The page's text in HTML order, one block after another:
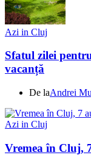
Azi in Cluj
Sfatul zilei
vacanță
De laAndrei
Azi in Cluj
Vremea în Cluj,